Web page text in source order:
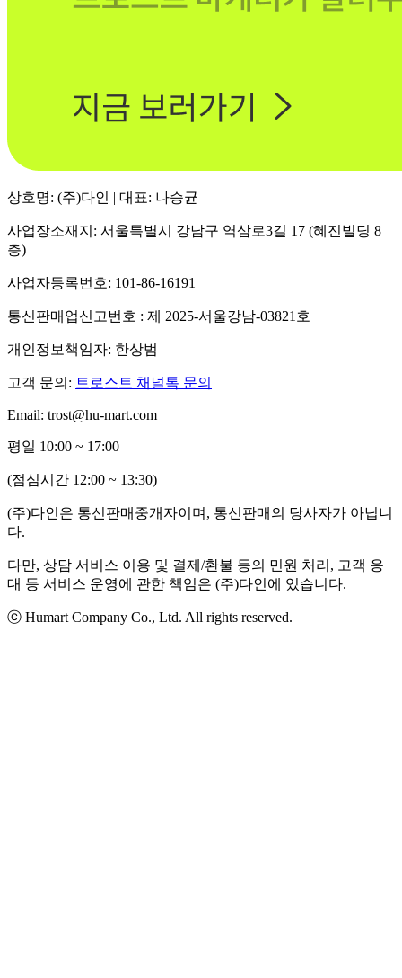
상호명: (주)다인 | 대표: 나승균
사업장소재지: 서울특별시 강남구 역삼로3길 17 (혜진빌딩 8
층)
사업자등록번호: 101-86-16191
통신판매업신고번호 : 제 2025-서울강남-03821호
개인정보책임자: 한상범
고객 문의: 트로스트 채널톡 문의
Email: trost@hu-mart.com
평일 10:00 ~ 17:00
(점심시간 12:00 ~ 13:30)
(주)다인은 통신판매중개자이며, 통신판매의 당사자가 아닙니
다.
다만, 상담 서비스 이용 및 결제/환불 등의 민원 처리, 고객 응
대 등 서비스 운영에 관한 책임은 (주)다인에 있습니다.
ⓒ Humart Company Co., Ltd. All rights reserved.